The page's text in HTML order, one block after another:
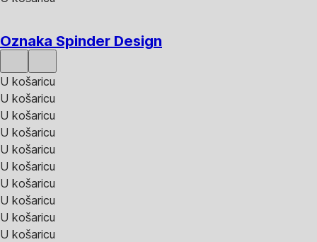
Oznaka Spinder Design
U košaricu
U košaricu
U košaricu
U košaricu
U košaricu
U košaricu
U košaricu
U košaricu
U košaricu
U košaricu